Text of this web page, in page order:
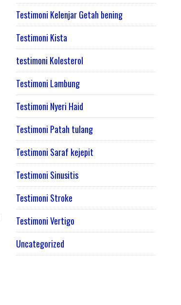
Testimoni Kelenjar Getah bening
Testimoni Kista
testimoni Kolesterol
Testimoni Lambung
Testimoni Nyeri Haid
Testimoni Patah tulang
Testimoni Saraf kejepit
Testimoni Sinusitis
Testimoni Stroke
Testimoni Vertigo
Uncategorized